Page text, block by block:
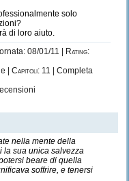
solo
di loro aiuto.
08/01/11 |
Rating:
| Capitoli: 11 | Completa
nella mente della
la sua unica salvezza
beare di quella
soffrire, e tenersi